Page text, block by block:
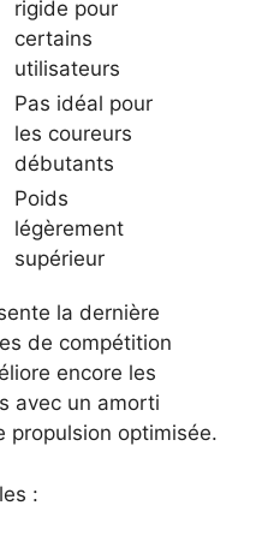
rigide pour
certains
utilisateurs
Pas idéal pour
les coureurs
débutants
Poids
légèrement
supérieur
la dernière
de compétition
encore les
avec un amorti
propulsion optimisée.
: